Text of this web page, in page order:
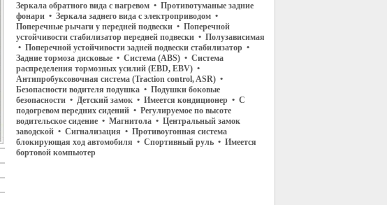
Зеркала обратного вида с нагревом • Противотуманые задние
фонари • Зеркала заднего вида с электроприводом •
Поперечные рычаги у передней подвески • Поперечной
устойчивости стабилизатор передней подвески • Полузависимая
• Поперечной устойчивости задней подвески стабилизатор •
Задние тормоза дисковые • Система (ABS) • Система
распределения тормозных усилий (EBD, EBV) •
Антипробуксовочная система (Traction control, ASR) •
Безопасности водителя подушка • Подушки боковые
безопасности • Детский замок • Имеется кондиционер • С
подогревом передних сидений • Регулируемое по высоте
водительское сидение • Магнитола • Центральный замок
заводской • Сигнализация • Противоугонная система
блокирующая ход автомобиля • Спортивный руль • Имеется
бортовой компьютер